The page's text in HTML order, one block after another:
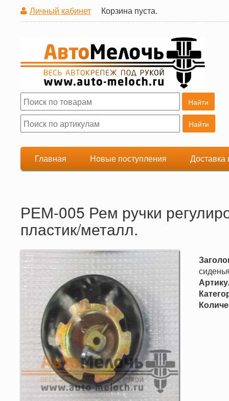
Личный кабинет Корзина пуста.
Форма поиска
Поиск
Главная Новые поступления Доставка
РЕМ-005 Рем ручки
пластик/металл.